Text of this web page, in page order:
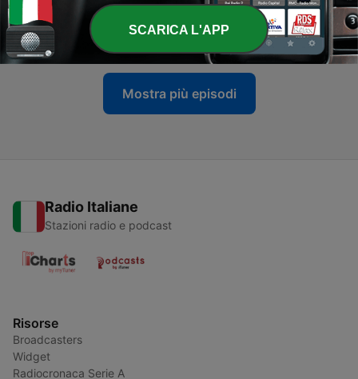
- Gli Elohim controllano il mondo?
12 Nov 2017
Mostra più episodi
Radio Italiane
Stazioni radio e podcast
Risorse
Broadcasters
Widget
Radiocronaca Serie A
SCARICA L'APP